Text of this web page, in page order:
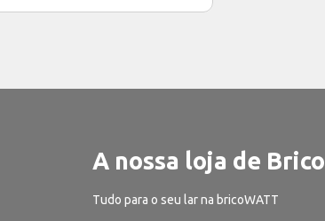
A nossa loja de
Tudo para o seu lar na bricoWATT